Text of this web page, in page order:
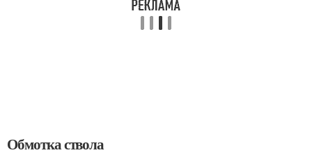
Обмотка ствола